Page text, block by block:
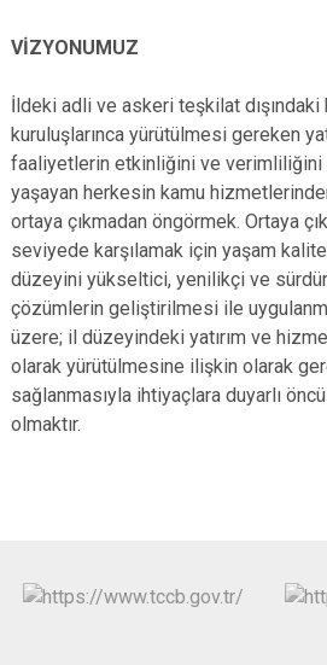
VİZYONUMUZ
İldeki adli ve askeri teşkilat dışındaki
kuruluşlarınca yürütülmesi gereken
faaliyetlerin etkinliğini ve
yaşayan herkesin kamu
ortaya çıkmadan öngörmek. Ortaya
seviyede karşılamak için yaşam
düzeyini yükseltici, yenilikçi ve
çözümlerin geliştirilmesi ile
üzere; il düzeyindeki yatırım ve
olarak yürütülmesine ilişkin olarak
sağlanmasıyla ihtiyaçlara duyarlı
olmaktır.